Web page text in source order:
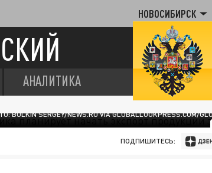
НОВОСИБИРСК
АНАЛИТИКА
BULKIN SERGEY/NEWS.RU VIA GLOBALLOOKPRESS.COM/
ПОДПИШИТЕСЬ: